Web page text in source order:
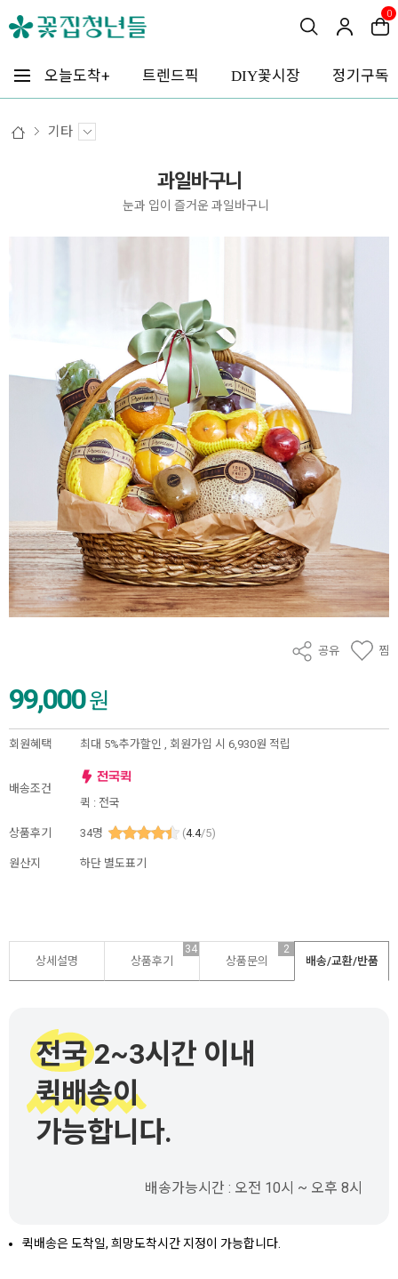
0
오늘도착+ 트렌드픽 DIY꽃시장 정기구독
기타
과일바구니
눈과 입이 즐거운 과일바구니
공유 찜
99,000원
회원혜택 최대 5%추가할인 , 회원가입 시 6,930원 적립
배송조건
퀵 : 전국
상품후기 34명 (4.4/5)
원산지 하단 별도표기
상세설명 상품후기
34
상품문의
2
배송/교환/반품
전국 2~3시간 이내
퀵배송이
가능합니다.
배송가능시간 : 오전 10시 ~ 오후 8시
퀵배송은 도착일, 희망도착시간 지정이 가능합니다.